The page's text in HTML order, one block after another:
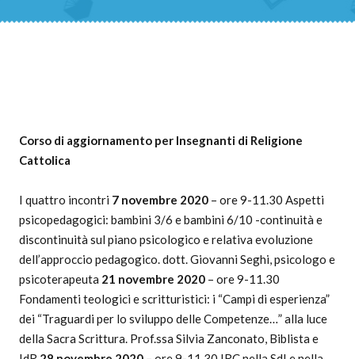
Corso di aggiornamento per Insegnanti di Religione
Cattolica
I quattro incontri 7 novembre 2020 – ore 9-11.30 Aspetti
psicopedagogici: bambini 3/6 e bambini 6/10 -continuità e
discontinuità sul piano psicologico e relativa evoluzione
dell’approccio pedagogico. dott. Giovanni Seghi, psicologo e
psicoterapeuta 21 novembre 2020 – ore 9-11.30
Fondamenti teologici e scritturistici: i “Campi di esperienza”
dei “Traguardi per lo sviluppo delle Competenze…” alla luce
della Sacra Scrittura. Prof.ssa Silvia Zanconato, Biblista e